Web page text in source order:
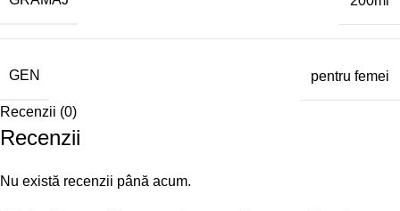
GEN pentru femei
Recenzii (0)
Recenzii
Nu există recenzii până acum.